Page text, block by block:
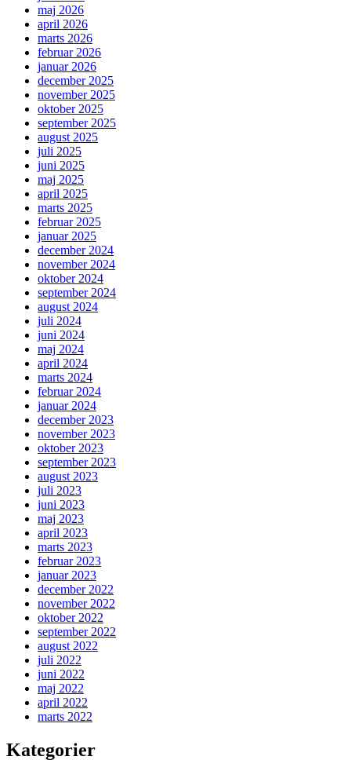
maj 2026
april 2026
marts 2026
februar 2026
januar 2026
december 2025
november 2025
oktober 2025
september 2025
august 2025
juli 2025
juni 2025
maj 2025
april 2025
marts 2025
februar 2025
januar 2025
december 2024
november 2024
oktober 2024
september 2024
august 2024
juli 2024
juni 2024
maj 2024
april 2024
marts 2024
februar 2024
januar 2024
december 2023
november 2023
oktober 2023
september 2023
august 2023
juli 2023
juni 2023
maj 2023
april 2023
marts 2023
februar 2023
januar 2023
december 2022
november 2022
oktober 2022
september 2022
august 2022
juli 2022
juni 2022
maj 2022
april 2022
marts 2022
Kategorier